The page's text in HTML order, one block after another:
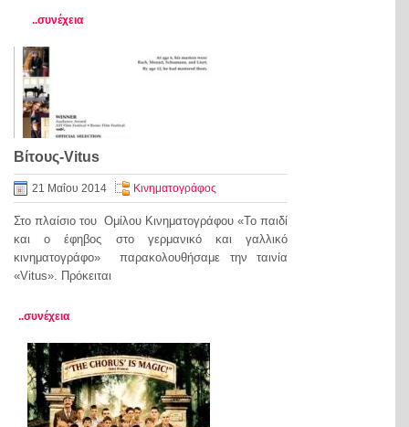
..συνέχεια
Βίτους-Vitus
21 Μαΐου 2014 Κινηματογράφος
Στο πλαίσιο του Ομίλου Κινηματογράφου «Το παιδί
και ο έφηβος στο γερμανικό και γαλλικό
κινηματογράφο» παρακολουθήσαμε την ταινία
«Vitus». Πρόκειται
..συνέχεια